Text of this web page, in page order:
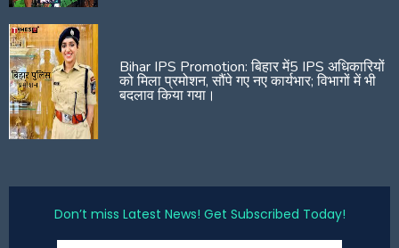
Bihar IPS Promotion: बिहार में5 IPS अधिकारियों
को मिला प्रमोशन, सौंपे गए नए कार्यभार; विभागों में भी
बदलाव किया गया।
Don’t miss Latest News! Get Subscribed Today!